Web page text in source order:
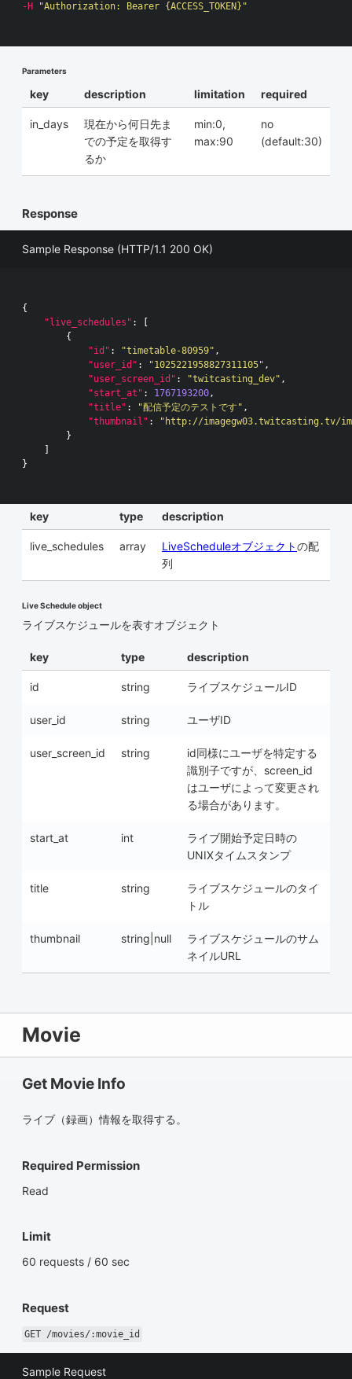
-H
"Authorization: Bearer {ACCESS_TOKEN}"
Parameters
key description limitation required
in_days
現在から何日先ま
での予定を取得す
るか
min:0,
max:90
no
(default:30)
Response
Sample Response (HTTP/1.1 200 OK)
{
"live_schedules" :
[
{
"id" : "timetable-80959" ,
"user_id" : "1025221958827311105" ,
"user_screen_id" : "twitcasting_dev" ,
"start_at" : 1767193200 ,
"title" : "配信予定のテストです" ,
"thumbnail" :
"http://imagegw03.twitcasting.tv/
}
]
}
key type description
live_schedules array LiveScheduleオブジェクトの配
列
Live Schedule object
ライブスケジュールを表すオブジェクト
key type description
id string ライブスケジュールID
user_id string ユーザID
user_screen_id string
id同様にユーザを特定する
識別子ですが、screen_id
はユーザによって変更され
る場合があります。
start_at int
ライブ開始予定日時の
UNIXタイムスタンプ
title string
ライブスケジュールのタイ
トル
thumbnail string|null
ライブスケジュールのサム
ネイルURL
Movie
Get Movie Info
ライブ（録画）情報を取得する。
Required Permission
Read
Limit
60 requests / 60 sec
Request
GET /movies/:movie_id
Sample Request